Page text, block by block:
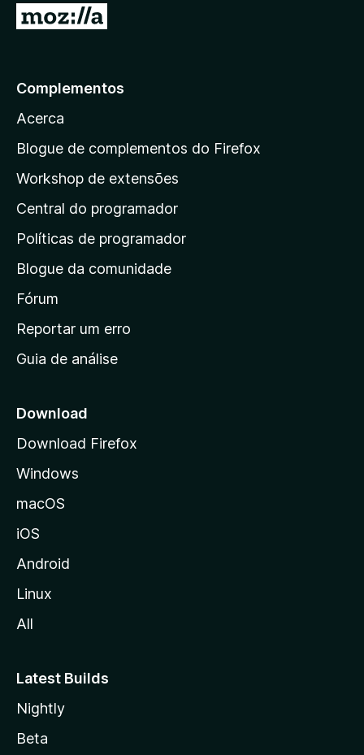
a
a
a
á
g
i
a
i
n
c
a
d
a
z
i
a
Complementos
Acerca
Blogue de complementos do Firefox
Workshop de extensões
Central do programador
Políticas de programador
Blogue da comunidade
Fórum
Reportar um erro
Guia de análise
Download
Download Firefox
Windows
macOS
iOS
Android
Linux
All
Latest Builds
Nightly
Beta